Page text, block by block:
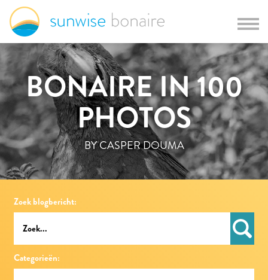
BONAIRE IN 100
PHOTOS
BY CASPER DOUMA
Zoek blogbericht:
Categorieën: